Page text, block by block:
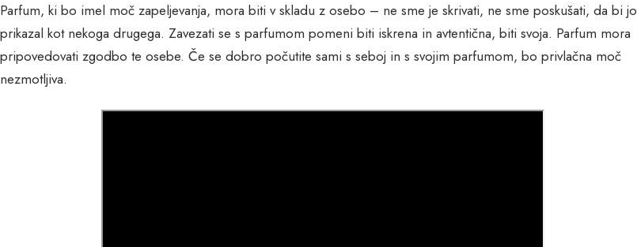
Parfum, ki bo imel moč zapeljevanja, mora biti v skladu z osebo – ne sme je skrivati, ne sme poskušati, da bi jo
prikazal kot nekoga drugega. Zavezati se s parfumom pomeni biti iskrena in avtentična, biti svoja. Parfum mora
pripovedovati zgodbo te osebe. Če se dobro počutite sami s seboj in s svojim parfumom, bo privlačna moč
nezmotljiva.